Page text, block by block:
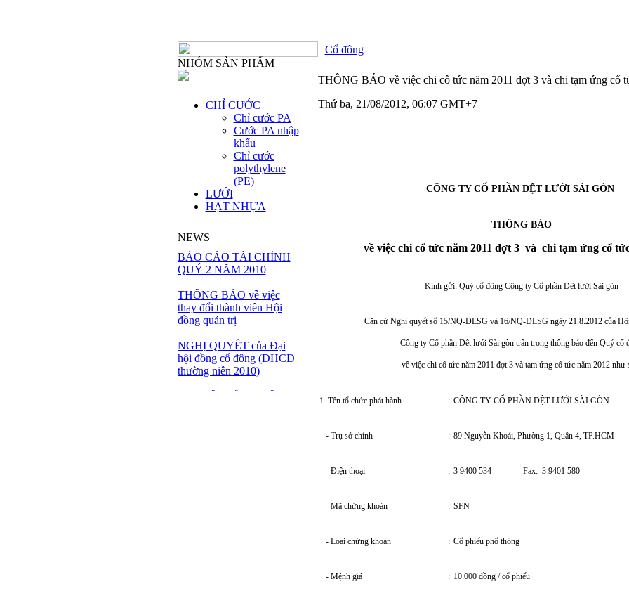
NHÓM SẢN PHẨM
CHỈ CƯỚC
Chỉ cước PA
Cước PA nhập
khẩu
Chỉ cước
polythylene
(PE)
LƯỚI
HẠT NHỰA
NEWS
BÁO CÁO TÀI CHÍNH
QUÝ 2 NĂM 2010
THÔNG BÁO về việc
thay đổi thành viên Hội
đồng quản trị
NGHỊ QUYẾT của Đại
hội đồng cổ đông (ĐHCĐ
thường niên 2010)
Cổ đông
THÔNG BÁO về việc chi cổ tức năm 2011 đợt 3 và chi tạm ứng cổ
Thứ ba, 21/08/2012, 06:07 GMT+7
CÔNG TY CỔ PHẦN DỆT LƯỚI SÀI GÒN
THÔNG BÁO
về việc chi cổ tức năm 2011 đợt 3 và chi tạm ứng cổ
Kính gửi: Quý cổ đông Công ty Cổ phần Dệt lưới Sài gòn
Căn cứ Nghị quyết số 15/NQ-DLSG và 16/NQ-DLSG ngày 21.8.2012 của
Công ty Cổ phần Dệt lưới Sài gòn trân trọng thông báo đến Quý cổ
về việc chi cổ tức năm 2011 đợt 3 và tạm ứng cổ tức năm 2012 như
1. Tên tổ chức phát hành : CÔNG TY CỔ PHẦN DỆT LƯỚI SÀI GÒN
- Trụ sở chính : 89 Nguyễn Khoái, Phường 1, Quận 4, TP.HCM
- Điện thoại : 3 9400 534 Fax: 3 9401 580
- Mã chứng khoán : SFN
- Loại chứng khoán : Cổ phiếu phổ thông
- Mệnh giá : 10.000 đồng / cổ phiếu